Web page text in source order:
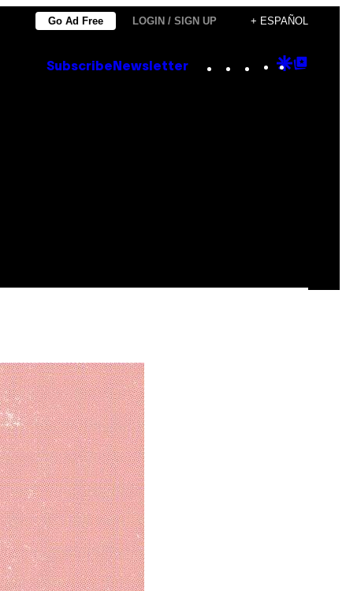
Go Ad Free LOGIN / SIGN UP + ESPAÑOL
Subscribe Newsletter Instagram
TikTok
YouTube
Google